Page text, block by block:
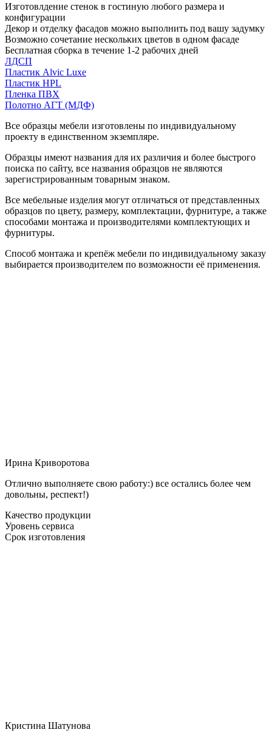
Изготовлдение стенок в гостиную любого размера и
конфигурации
Декор и отделку фасадов можно выполнить под вашу задумку
Возможно сочетание нескольких цветов в одном фасаде
Бесплатная сборка в течение 1-2 рабочих дней
ЛДСП
Пластик Alvic Luxe
Пластик HPL
Пленка ПВХ
Полотно АГТ (МДФ)
Все образцы мебели изготовлены по индивидуальному
проекту в единственном экземпляре.
Образцы имеют названия для их различия и более быстрого
поиска по сайту, все названия образцов не являются
зарегистрированным товарным знаком.
Все мебельные изделия могут отличаться от представленных
образцов по цвету, размеру, комплектации, фурнитуре, а также
способами монтажа и производителями комплектующих и
фурнитуры.
Способ монтажа и крепёж мебели по индивидуальному заказу
выбирается производителем по возможности её применения.
Ирина Криворотова
Отлично выполняете свою работу:) все остались более чем
довольны, респект!)
Качество продукции
Уровень сервиса
Срок изготовления
Кристина Шатунова